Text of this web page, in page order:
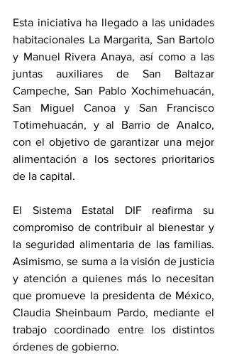
Esta iniciativa ha llegado a las unidades
habitacionales La Margarita, San Bartolo
y Manuel Rivera Anaya, así como a las
juntas auxiliares de San Baltazar
Campeche, San Pablo Xochimehuacán,
San Miguel Canoa y San Francisco
Totimehuacán, y al Barrio de Analco,
con el objetivo de garantizar una mejor
alimentación a los sectores prioritarios
de la capital.
El Sistema Estatal DIF reafirma su
compromiso de contribuir al bienestar y
la seguridad alimentaria de las familias.
Asimismo, se suma a la visión de justicia
y atención a quienes más lo necesitan
que promueve la presidenta de México,
Claudia Sheinbaum Pardo, mediante el
trabajo coordinado entre los distintos
órdenes de gobierno.